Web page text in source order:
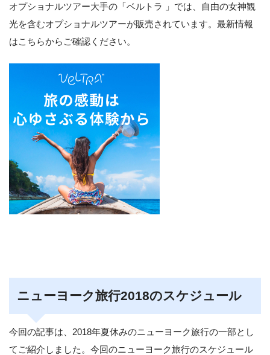
オプショナルツアー大手の「ベルトラ 」では、自由の女神観
光を含むオプショナルツアーが販売されています。最新情報
はこちらからご確認ください。
ニューヨーク旅行2018のスケジュール
今回の記事は、2018年夏休みのニューヨーク旅行の一部とし
てご紹介しました。今回のニューヨーク旅行のスケジュール